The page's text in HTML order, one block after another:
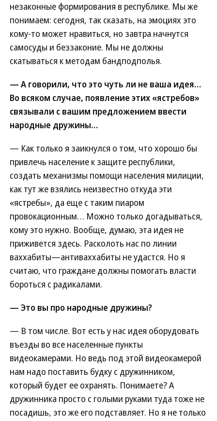
незаконные формирования в республике. Мы же
понимаем: сегодня, так сказать, на эмоциях это
кому-то может нравиться, но завтра начнутся
самосуды и беззаконие. Мы не должны
скатываться к методам бандподполья.
— А говорили, что это чуть ли не ваша идея…
Во всяком случае, появление этих «ястребов»
связывали с вашим предложением ввести
народные дружины…
— Как только я заикнулся о том, что хорошо бы
привлечь население к защите республики,
создать механизмы помощи населения милиции,
как тут же взялись неизвестно откуда эти
«ястребы», да еще с таким пиаром
провокационным… Можно только догадываться,
кому это нужно. Вообще, думаю, эта идея не
приживется здесь. Расколоть нас по линии
ваххабиты—антиваххабиты не удастся. Но я
считаю, что граждане должны помогать власти
бороться с радикалами.
— Это вы про народные дружины?
— В том числе. Вот есть у нас идея оборудовать
въезды во все населенные пункты
видеокамерами. Но ведь под этой видеокамерой
нам надо поставить будку с дружинником,
который будет ее охранять. Понимаете? А
дружинника просто с голыми руками туда тоже не
посадишь, это же его подставляет. Но я не только